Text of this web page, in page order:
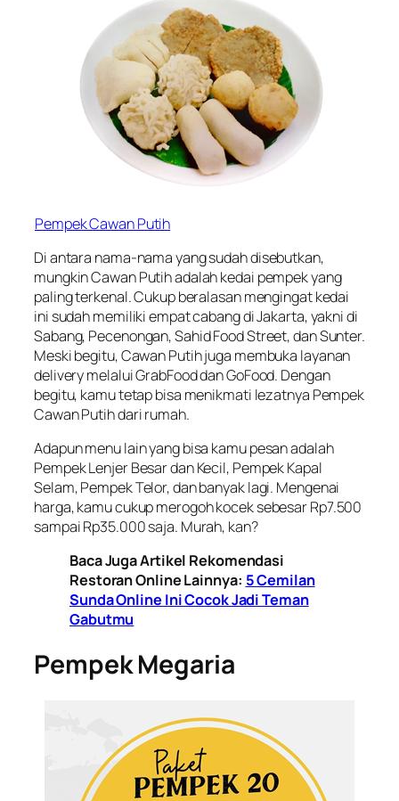
Pempek Cawan Putih
Di antara nama-nama yang sudah disebutkan,
mungkin Cawan Putih adalah kedai pempek yang
paling terkenal. Cukup beralasan mengingat kedai
ini sudah memiliki empat cabang di Jakarta, yakni di
Sabang, Pecenongan, Sahid Food Street, dan Sunter.
Meski begitu, Cawan Putih juga membuka layanan
delivery melalui GrabFood dan GoFood. Dengan
begitu, kamu tetap bisa menikmati lezatnya Pempek
Cawan Putih dari rumah.
Adapun menu lain yang bisa kamu pesan adalah
Pempek Lenjer Besar dan Kecil, Pempek Kapal
Selam, Pempek Telor, dan banyak lagi. Mengenai
harga, kamu cukup merogoh kocek sebesar Rp7.500
sampai Rp35.000 saja. Murah, kan?
Baca Juga Artikel Rekomendasi
Restoran Online Lainnya: 5 Cemilan
Sunda Online Ini Cocok Jadi Teman
Gabutmu
Pempek Megaria